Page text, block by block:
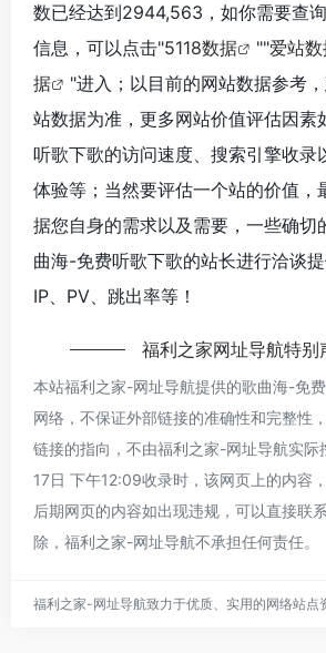
数已经达到2944,563，如你需要查
信息，可以点击"5118数据 ""爱站
据
"进入；以目前的网站数据参考
站数据为准，更多网站价值评估因素
听歌下歌的访问速度、搜索引擎收录
体验等；当然要评估一个站的价值，
据您自身的需求以及需要，一些确切
曲海-免费听歌下歌的站长进行洽谈
IP、PV、跳出率等！
福利之家网址导航特别
本站福利之家-网址导航提供的歌曲海-免
网络，不保证外部链接的准确性和完整性
链接的指向，不由福利之家-网址导航实际
17日 下午12:09收录时，该网页上的内容
后期网页的内容如出现违规，可以直接联
除， 福利之家-网址导航不承担任何责任。
福利之家-网址导航致力于优质、实用的网络站点